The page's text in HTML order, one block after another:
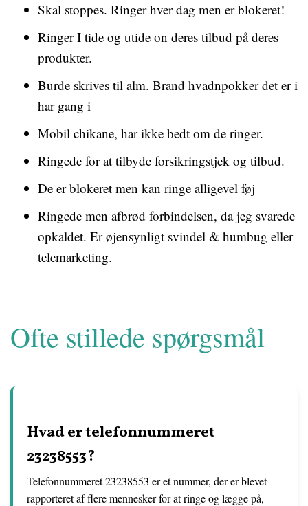
Skal stoppes. Ringer hver dag men er blokeret!
Ringer I tide og utide on deres tilbud på deres
produkter.
Burde skrives til alm. Brand hvadnpokker det er i
har gang i
Mobil chikane, har ikke bedt om de ringer.
Ringede for at tilbyde forsikringstjek og tilbud.
De er blokeret men kan ringe alligevel føj
Ringede men afbrød forbindelsen, da jeg svarede
opkaldet. Er øjensynligt svindel & humbug eller
telemarketing.
Ofte stillede spørgsmål
Hvad er telefonnummeret
23238553?
Telefonnummeret 23238553 er et nummer, der er blevet
rapporteret af flere mennesker for at ringe og lægge på,